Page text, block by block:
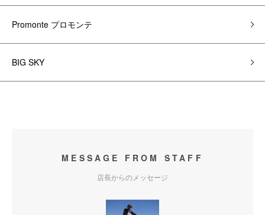
Promonte プロモンテ
BIG SKY
MESSAGE FROM STAFF
店長からのメッセージ